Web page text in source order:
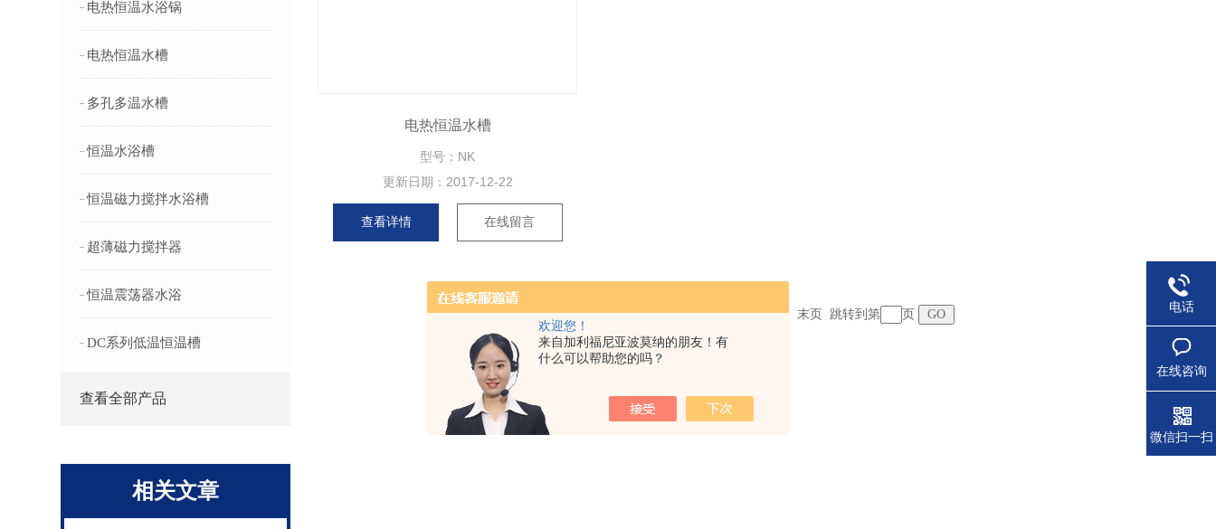
欢迎您！
来自加利福尼亚波莫纳的朋友！有
什么可以帮助您的吗？
电热恒温水浴锅
电热恒温水槽
多孔多温水槽
恒温水浴槽
恒温磁力搅拌水浴槽
超薄磁力搅拌器
恒温震荡器水浴
DC系列低温恒温槽
查看全部产品
相关文章
电热恒温水槽
型号：NK
更新日期： 2017-12-22
查看详情 在线留言
共 1 条记录，当前 1 / 1 页 首页 上一页 下一页 末页 跳转到第 页
电话
在线咨询
微信扫一扫